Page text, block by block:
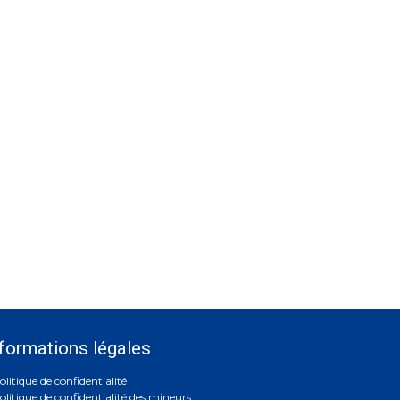
légales
de confidentialité
de confidentialité des mineurs